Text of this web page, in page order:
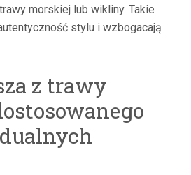
morskiej lub wikliny. Takie
stylu i wzbogacają
z trawy